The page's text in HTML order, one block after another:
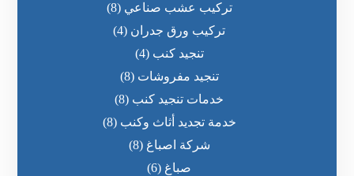
تركيب عشب صناعي (8)
تركيب ورق جدران (4)
تنجيد كنب (4)
تنجيد مفروشات (8)
خدمات تنجيد كنب (8)
خدمة تجديد أثاث وكنب (8)
شركة اصباغ (8)
صباغ (6)